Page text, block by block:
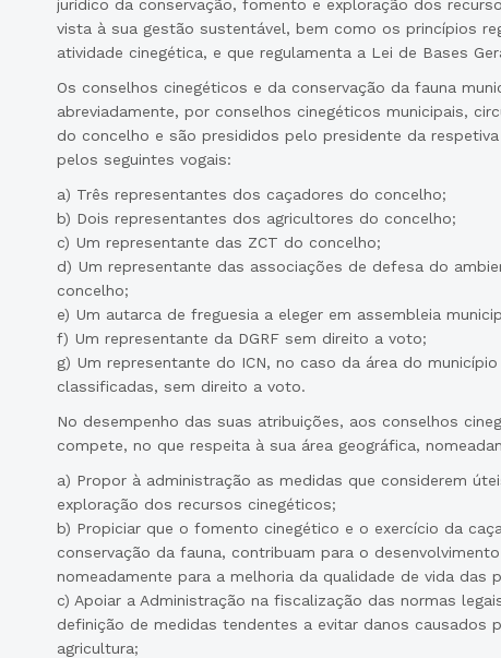
jurídico da conservação, fomento e exploração dos
vista à sua gestão sustentável, bem como os princípios
atividade cinegética, e que regulamenta a Lei de Bases
Os conselhos cinegéticos e da conservação da fauna
abreviadamente, por conselhos cinegéticos municipais,
do concelho e são presididos pelo presidente da
pelos seguintes vogais:
a) Três representantes dos caçadores do concelho;
b) Dois representantes dos agricultores do concelho;
c) Um representante das ZCT do concelho;
d) Um representante das associações de defesa do
concelho;
e) Um autarca de freguesia a eleger em assembleia
f) Um representante da DGRF sem direito a voto;
g) Um representante do ICN, no caso da área do município
classificadas, sem direito a voto.
No desempenho das suas atribuições, aos conselhos
compete, no que respeita à sua área geográfica,
a) Propor à administração as medidas que considerem
exploração dos recursos cinegéticos;
b) Propiciar que o fomento cinegético e o exercício da
conservação da fauna, contribuam para o
nomeadamente para a melhoria da qualidade de vida das
c) Apoiar a Administração na fiscalização das normas
definição de medidas tendentes a evitar danos causados
agricultura;